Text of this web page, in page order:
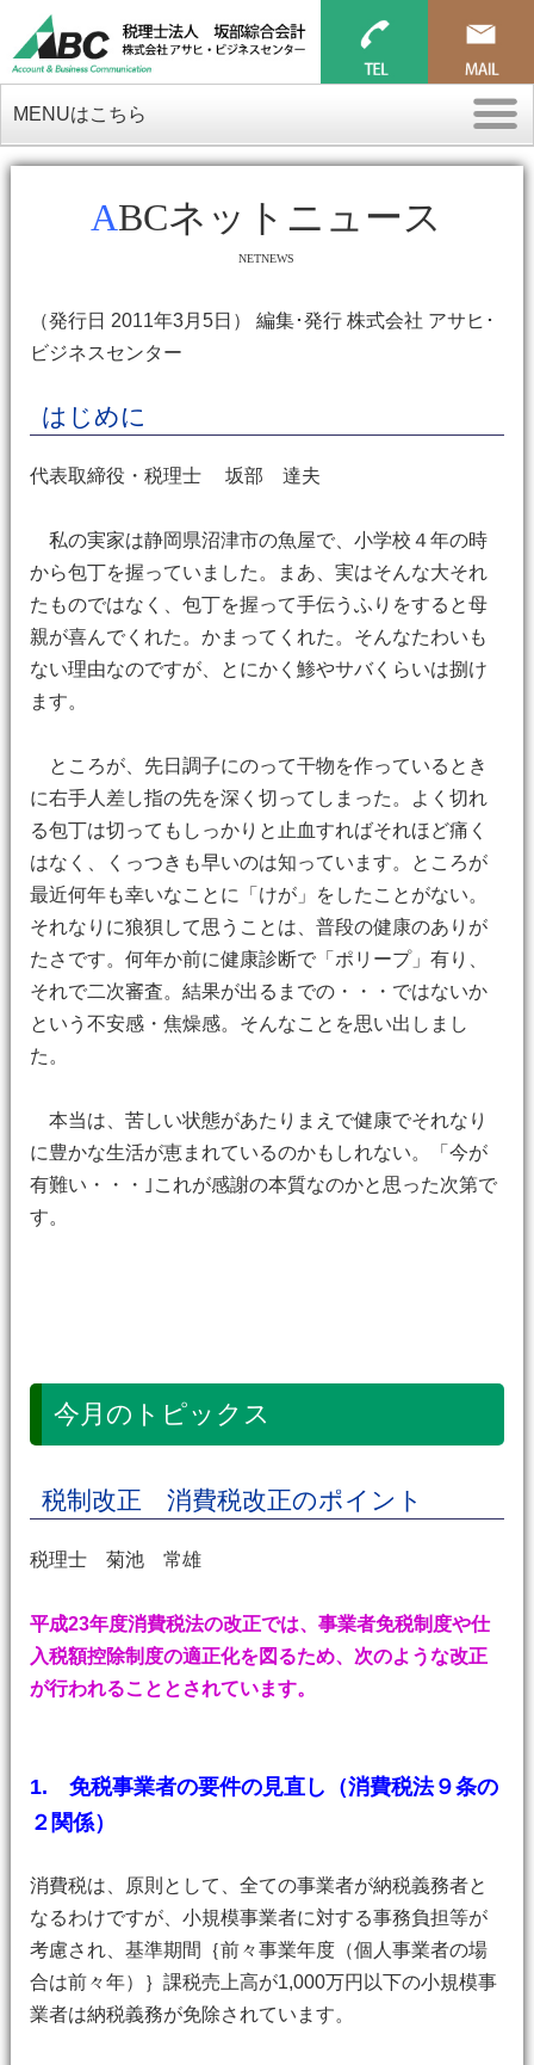
MENUはこちら
ABCネットニュース
NETNEWS
（発行日 2011年3月5日） 編集･発行 株式会社 アサヒ･
ビジネスセンター
はじめに
代表取締役・税理士 坂部 達夫
私の実家は静岡県沼津市の魚屋で、小学校４年の時
から包丁を握っていました。まあ、実はそんな大それ
たものではなく、包丁を握って手伝うふりをすると母
親が喜んでくれた。かまってくれた。そんなたわいも
ない理由なのですが、とにかく鯵やサバくらいは捌け
ます。
ところが、先日調子にのって干物を作っているとき
に右手人差し指の先を深く切ってしまった。よく切れ
る包丁は切ってもしっかりと止血すればそれほど痛く
はなく、くっつきも早いのは知っています。ところが
最近何年も幸いなことに「けが」をしたことがない。
それなりに狼狽して思うことは、普段の健康のありが
たさです。何年か前に健康診断で「ポリープ」有り、
それで二次審査。結果が出るまでの・・・ではないか
という不安感・焦燥感。そんなことを思い出しまし
た。
本当は、苦しい状態があたりまえで健康でそれなり
に豊かな生活が恵まれているのかもしれない。「今が
有難い・・・｣これが感謝の本質なのかと思った次第で
す。
今月のトピックス
税制改正 消費税改正のポイント
税理士 菊池 常雄
平成23年度消費税法の改正では、事業者免税制度や仕
入税額控除制度の適正化を図るため、次のような改正
が行われることとされています。
1. 免税事業者の要件の見直し（消費税法９条の
２関係）
消費税は、原則として、全ての事業者が納税義務者と
なるわけですが、小規模事業者に対する事務負担等が
考慮され、基準期間｛前々事業年度（個人事業者の場
合は前々年）｝課税売上高が1,000万円以下の小規模事
業者は納税義務が免除されています。